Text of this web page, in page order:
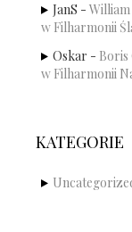
JanS -
w Filharmonii
Oskar -
w Filharmonii
KATEGORIE